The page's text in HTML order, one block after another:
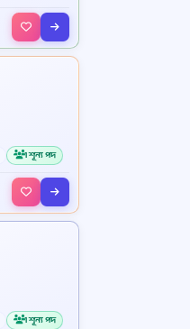
1 শূন্য পদ
1 শূন্য পদ